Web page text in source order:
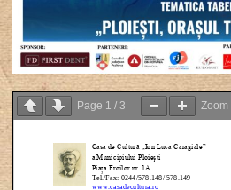
Page 1 /3 Zoom